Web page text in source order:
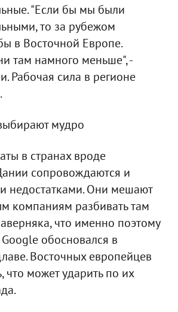
"Если бы мы были
то за рубежом
в Восточной Европе.
там намного меньше", -
Рабочая сила в регионе
мудро
в странах вроде
сопровождаются и
недостатками. Они мешают
компаниям разбивать там
что именно поэтому
обосновался в
Восточных европейцев
что может ударить по их